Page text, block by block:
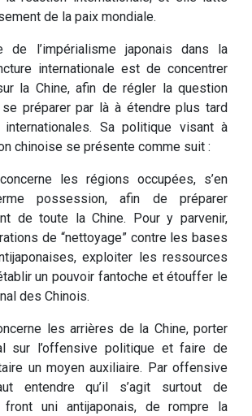
de la paix mondiale.
de l’impérialisme japonais dans la
internationale est de concentrer
la Chine, afin de régler la question
préparer par là à étendre plus tard
Sa politique visant à
chinoise se présente comme suit :
les régions occupées, s’en
possession, afin de préparer
de toute la Chine. Pour y parvenir,
de “nettoyage” contre les bases
exploiter les ressources
un pouvoir fantoche et étouffer le
des Chinois.
les arrières de la Chine, porter
sur l’offensive politique et faire de
un moyen auxiliaire. Par offensive
entendre qu’il s’agit surtout de
front uni antijaponais, de rompre la